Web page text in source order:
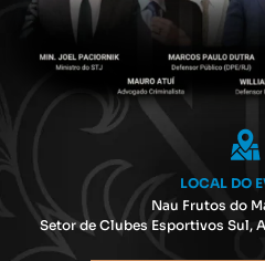
LOCAL DO
Nau Frutos do
Setor de Clubes Esportivos Sul,